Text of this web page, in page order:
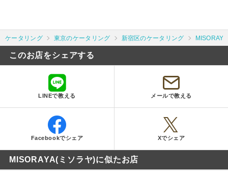
ケータリング 東京のケータリング 新宿区のケータリング
このお店をシェアする
LINEで教える メールで教える
Facebookでシェア Xでシェア
MISORAYA(ミソラヤ)に似たお店